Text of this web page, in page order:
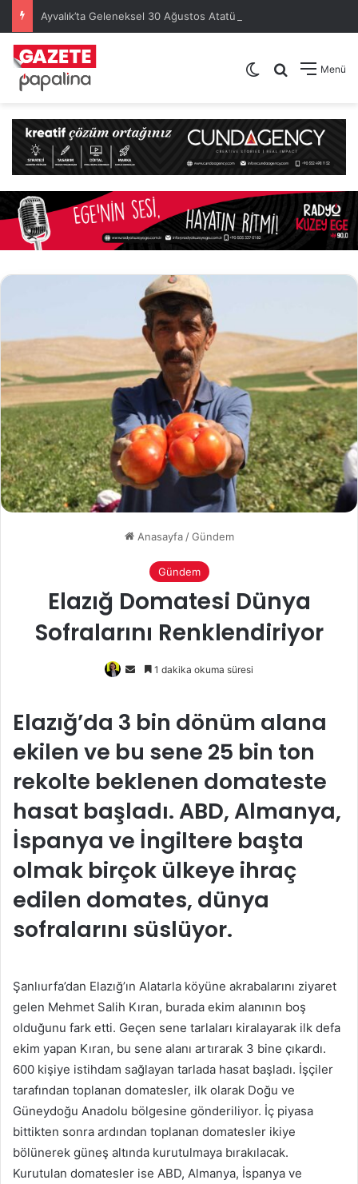
Menü
Arama yap
Dış görünümü
Anasayfa / Gündem
Gündem
Elazığ Domatesi Dünya
Sofralarını Renklendiriyor
Bir
göndermek
1 dakika okuma süresi
Elazığ’da 3 bin dönüm alana
ekilen ve bu sene 25 bin ton
rekolte beklenen domateste
hasat başladı. ABD, Almanya,
İspanya ve İngiltere başta
olmak birçok ülkeye ihraç
edilen domates, dünya
sofralarını süslüyor.
Şanlıurfa’dan Elazığ’ın Alatarla köyüne akrabalarını ziyaret
gelen Mehmet Salih Kıran, burada ekim alanının boş
olduğunu fark etti. Geçen sene tarlaları kiralayarak ilk defa
ekim yapan Kıran, bu sene alanı artırarak 3 bine çıkardı.
600 kişiye istihdam sağlayan tarlada hasat başladı. İşçiler
tarafından toplanan domatesler, ilk olarak Doğu ve
Güneydoğu Anadolu bölgesine gönderiliyor. İç piyasa
bittikten sonra ardından toplanan domatesler ikiye
bölünerek güneş altında kurutulmaya bırakılacak.
Kurutulan domatesler ise ABD, Almanya, İspanya ve